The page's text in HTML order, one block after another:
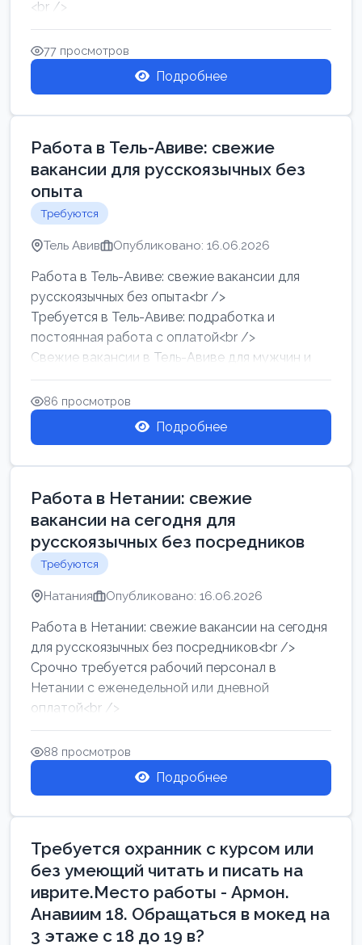
<br />
Работа в Нетании на мебельном производстве:
требу...
77 просмотров
Подробнее
Работа в Тель-Авиве: свежие
вакансии для русскоязычных без
опыта
Требуются
Тель Авив Опубликовано: 16.06.2026
Работа в Тель-Авиве: свежие вакансии для
русскоязычных без опыта<br />
Требуется в Тель-Авиве: подработка и
постоянная работа с оплатой<br />
Свежие вакансии в Тель-Авиве для мужчин и
женщин от хозя...
86 просмотров
Подробнее
Работа в Нетании: свежие
вакансии на сегодня для
русскоязычных без посредников
Требуются
Натания Опубликовано: 16.06.2026
Работа в Нетании: свежие вакансии на сегодня
для русскоязычных без посредников<br />
Срочно требуется рабочий персонал в
Нетании с еженедельной или дневной
оплатой<br />
Свежие вакансии в Нетании дл...
88 просмотров
Подробнее
Требуется охранник с курсом или
без умеющий читать и писать на
иврите.Место работы - Армон.
Анавиим 18. Обращаться в мокед на
3 этаже с 18 до 19 в?